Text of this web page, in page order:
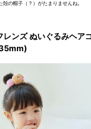
殻の帽子（？）がたまりませんね。
レンズ ぬいぐるみヘ